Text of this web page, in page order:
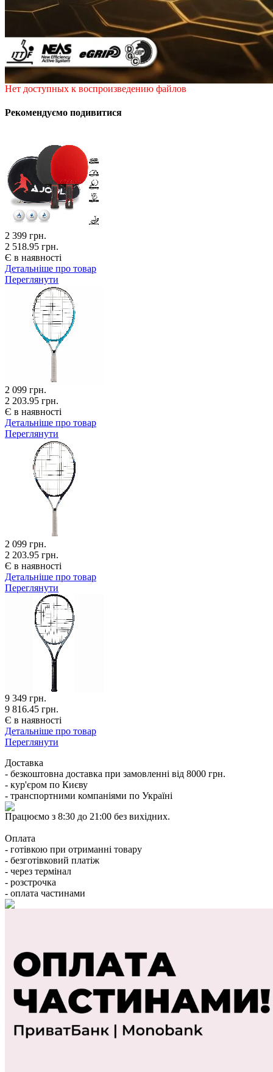
Нет доступных к воспроизведению файлов
Рекомендуємо подивитися
2 399 грн.
2 518.95 грн.
Є в наявності
Детальніше про товар
Переглянути
2 099 грн.
2 203.95 грн.
Є в наявності
Детальніше про товар
Переглянути
2 099 грн.
2 203.95 грн.
Є в наявності
Детальніше про товар
Переглянути
9 349 грн.
9 816.45 грн.
Є в наявності
Детальніше про товар
Переглянути
Доставка
- безкоштовна доставка при замовленні від 8000 грн.
- кур'єром по Києву
- транспортними компаніями по Україні
Працюємо з 8:30 до 21:00 без вихідних.
Оплата
- готівкою при отриманні товару
- безготівковий платіж
- через термінал
- розстрочка
- оплата частинами